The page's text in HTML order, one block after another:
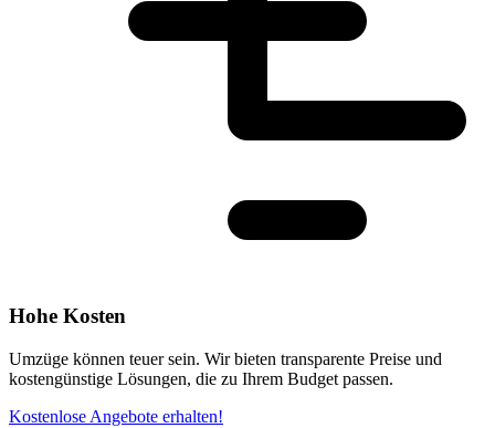
Hohe Kosten
Umzüge können teuer sein. Wir bieten transparente Preise und
kostengünstige Lösungen, die zu Ihrem Budget passen.
Kostenlose Angebote erhalten!